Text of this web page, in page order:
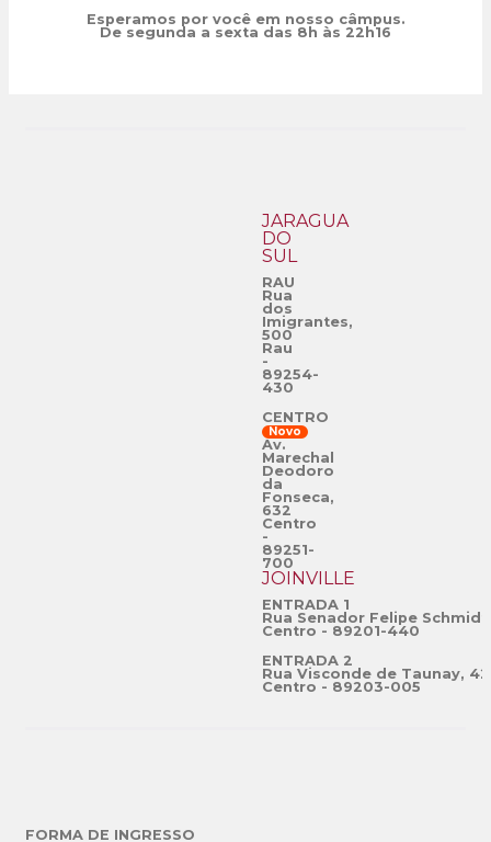
Esperamos por você em nosso câmpus.
De segunda a sexta das 8h às 22h16
JARAGUÁ
DO
SUL
RAU
Rua
dos
Imigrantes,
500
Rau
-
89254-
430
CENTRO
Novo
Av.
Marechal
Deodoro
da
Fonseca,
632
Centro
-
89251-
700
JOINVILLE
ENTRADA 1
Rua Senador Felipe
Centro - 89201-440
ENTRADA 2
Rua Visconde de Taunay,
Centro - 89203-005
FORMA DE INGRESSO